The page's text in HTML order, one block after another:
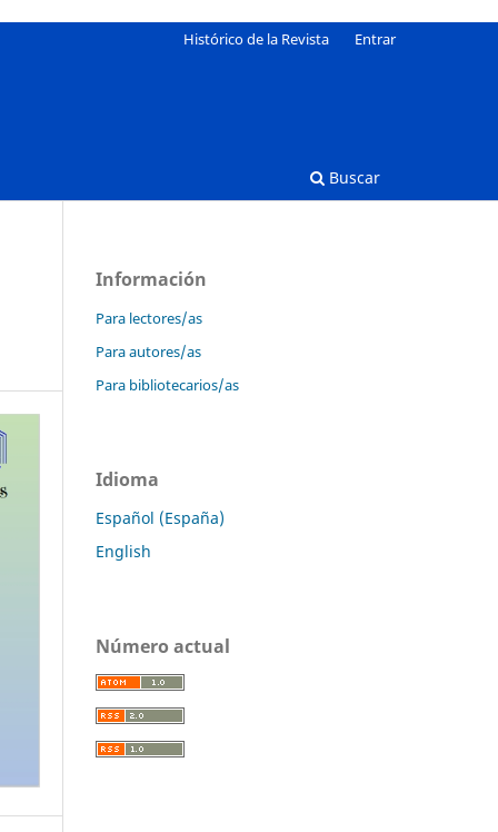
Buscar
Histórico de la Revista Entrar
Información
Para lectores/as
Para autores/as
Para bibliotecarios/as
Idioma
Español (España)
English
Número actual